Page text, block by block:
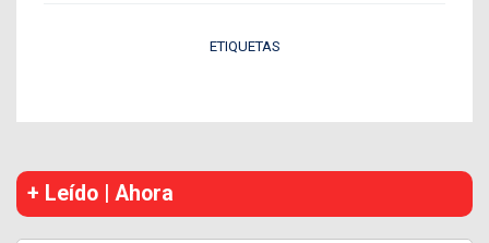
ETIQUETAS
+ Leído | Ahora